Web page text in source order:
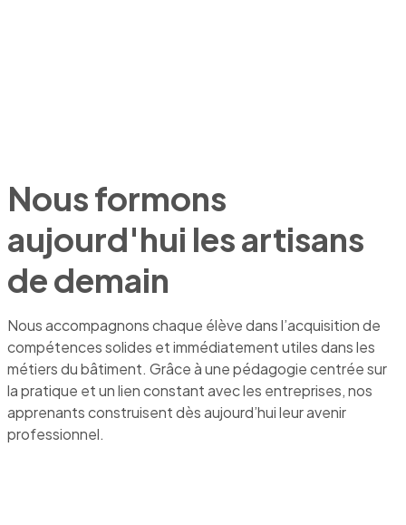
Nous formons
aujourd'hui les artisans
de demain
Nous accompagnons chaque élève dans l’acquisition de
compétences solides et immédiatement utiles dans les
métiers du bâtiment. Grâce à une pédagogie centrée sur
la pratique et un lien constant avec les entreprises, nos
apprenants construisent dès aujourd’hui leur avenir
professionnel.